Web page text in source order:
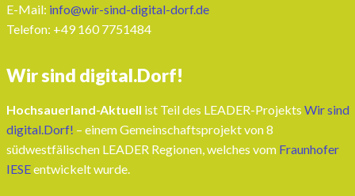
E-Mail: info@wir-sind-digital-dorf.de
Telefon: ‭+49 160 7751484‬
Wir sind digital.Dorf!
Hochsauerland-Aktuell ist Teil des LEADER-Projekts Wir sind
digital.Dorf! – einem Gemeinschaftsprojekt von 8
südwestfälischen LEADER Regionen, welches vom Fraunhofer
IESEentwickelt wurde.